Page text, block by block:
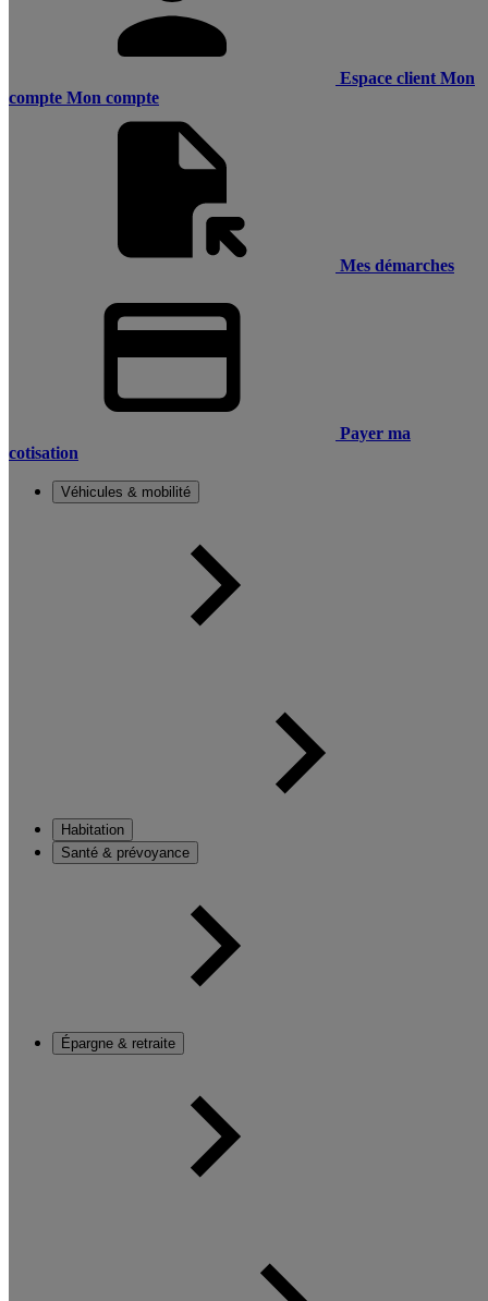
Espace client Mon
compte Mon compte
Mes démarches
Payer ma
cotisation
Véhicules & mobilité
Habitation
Santé & prévoyance
Épargne & retraite